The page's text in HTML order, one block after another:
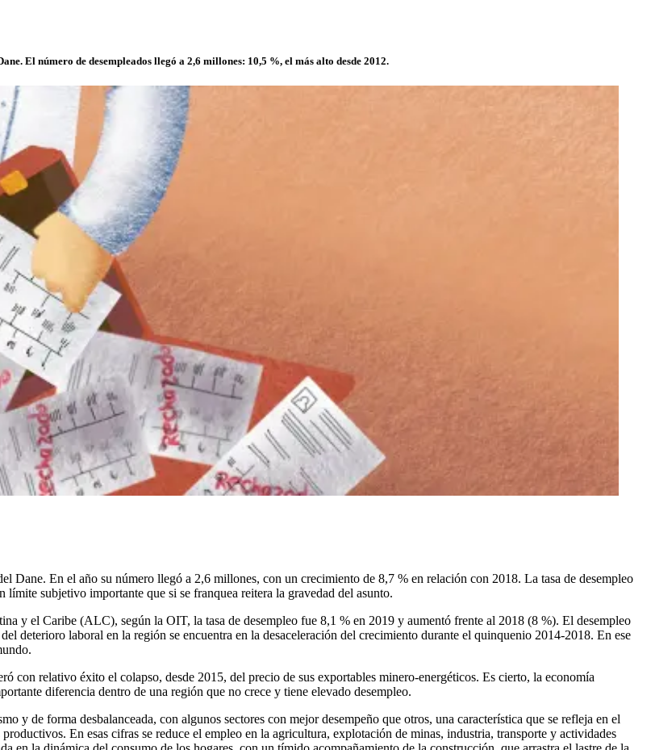
El número de desempleados llegó a 2,6 millones: 10,5 %, el más alto desde 2012.
Dane. En el año su número llegó a 2,6 millones, con un crecimiento de 8,7 % en relación con 2018. La tasa de desempleo
subjetivo importante que si se franquea reitera la gravedad del asunto.
y el Caribe (ALC), según la OIT, la tasa de desempleo fue 8,1 % en 2019 y aumentó frente al 2018 (8 %). El desempleo
deterioro laboral en la región se encuentra en la desaceleración del crecimiento durante el quinquenio 2014-2018. En ese
con relativo éxito el colapso, desde 2015, del precio de sus exportables minero-energéticos. Es cierto, la economía
diferencia dentro de una región que no crece y tiene elevado desempleo.
y de forma desbalanceada, con algunos sectores con mejor desempeño que otros, una característica que se refleja en el
En esas cifras se reduce el empleo en la agricultura, explotación de minas, industria, transporte y actividades